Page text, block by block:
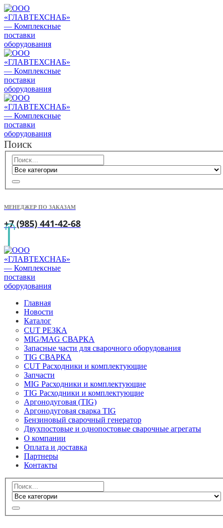
Поиск
МЕНЕДЖЕР ПО ЗАКАЗАМ
+7 (985) 441-42-68
Главная
Новости
Каталог
CUT РЕЗКА
MIG/MAG СВАРКА
Запасные части для сварочного оборудования
TIG СВАРКА
CUT Расходники и комплектующие
Запчасти
MIG Расходники и комплектующие
TIG Расходники и комплектующие
Аргонодуговая (TIG)
Аргонодуговая сварка TIG
Бензиновый сварочный генератор
Двухпостовые и однопостовые сварочные агрегаты
О компании
Оплата и доставка
Партнеры
Контакты